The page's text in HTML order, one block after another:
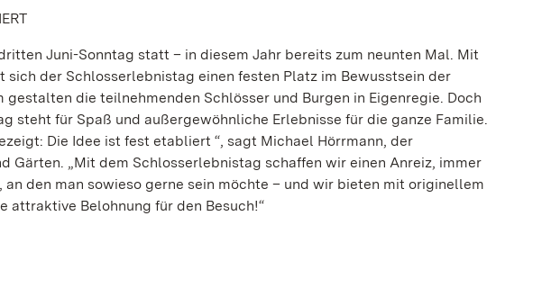
Juni-Sonntag statt – in diesem Jahr bereits zum neunten Mal. Mit
der Schlosserlebnistag einen festen Platz im Bewusstsein der
die teilnehmenden Schlösser und Burgen in Eigenregie. Doch
steht für Spaß und außergewöhnliche Erlebnisse für die ganze Familie.
Die Idee ist fest etabliert “, sagt Michael Hörrmann, der
Gärten. „Mit dem Schlosserlebnistag schaffen wir einen Anreiz, immer
den man sowieso gerne sein möchte – und wir bieten mit originellem
attraktive Belohnung für den Besuch!“